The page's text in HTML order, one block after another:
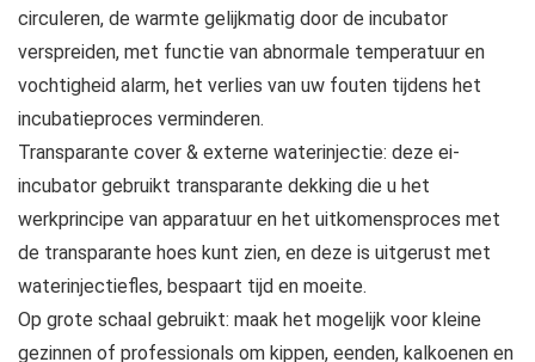
circuleren, de warmte gelijkmatig door de incubator
verspreiden, met functie van abnormale temperatuur en
vochtigheid alarm, het verlies van uw fouten tijdens het
incubatieproces verminderen.
Transparante cover & externe waterinjectie: deze ei-
incubator gebruikt transparante dekking die u het
werkprincipe van apparatuur en het uitkomensproces met
de transparante hoes kunt zien, en deze is uitgerust met
waterinjectiefles, bespaart tijd en moeite.
Op grote schaal gebruikt: maak het mogelijk voor kleine
gezinnen of professionals om kippen, eenden, kalkoenen en